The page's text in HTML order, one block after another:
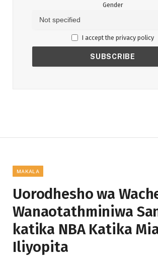
Gender
I accept the privacy policy
MAKALA
Uorodhesho wa
Wanaotathminiwa
katika NBA Katika
Iliyopita